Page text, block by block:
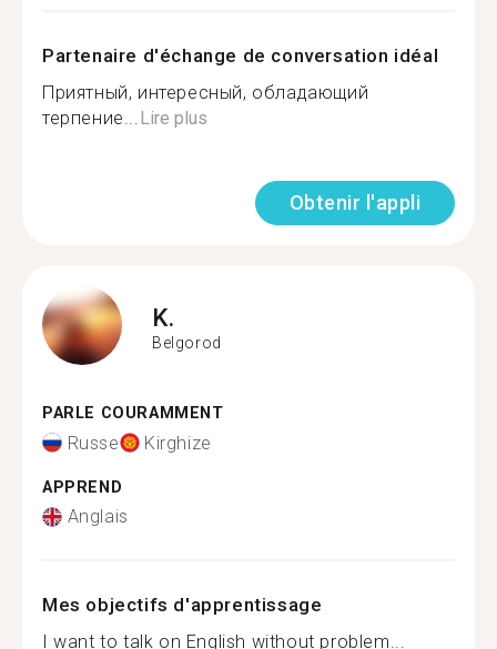
Partenaire d'échange de conversation idéal
Приятный, интересный, обладающий
терпение...Lire plus
Obtenir l'appli
K.
Belgorod
PARLE COURAMMENT
Russe Kirghize
APPREND
Anglais
Mes objectifs d'apprentissage
I want to talk on English without problem...